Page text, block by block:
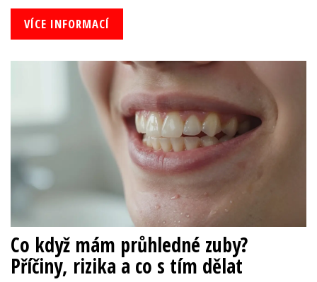
VÍCE INFORMACÍ
Co když mám průhledné zuby?
Příčiny, rizika a co s tím dělat